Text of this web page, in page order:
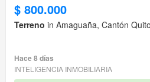
$ 800.000
Terreno in Amaguaña, Cantón
Hace 8 días
INTELIGENCIA INMOBILIARIA